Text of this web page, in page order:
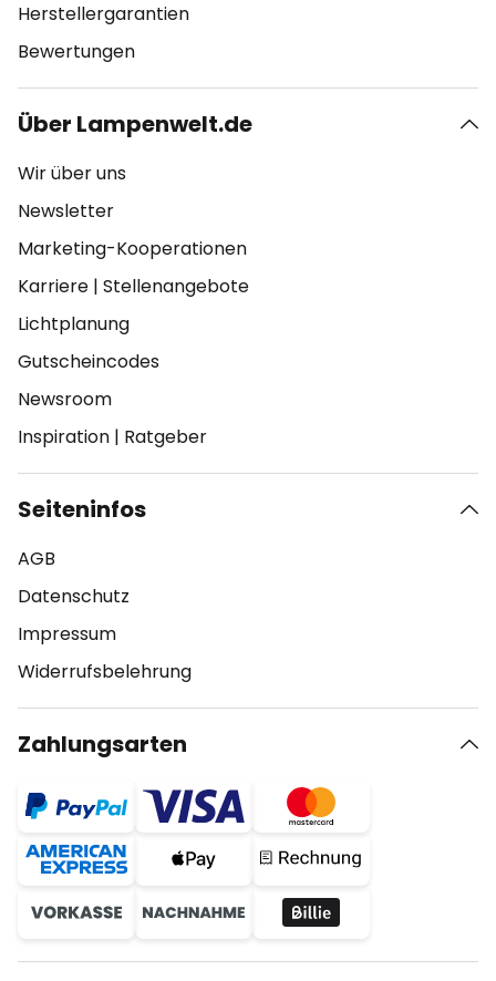
Herstellergarantien
Bewertungen
Über Lampenwelt.de
Wir über uns
Newsletter
Marketing-Kooperationen
Karriere | Stellenangebote
Lichtplanung
Gutscheincodes
Newsroom
Inspiration | Ratgeber
Seiteninfos
AGB
Datenschutz
Impressum
Widerrufsbelehrung
Zahlungsarten